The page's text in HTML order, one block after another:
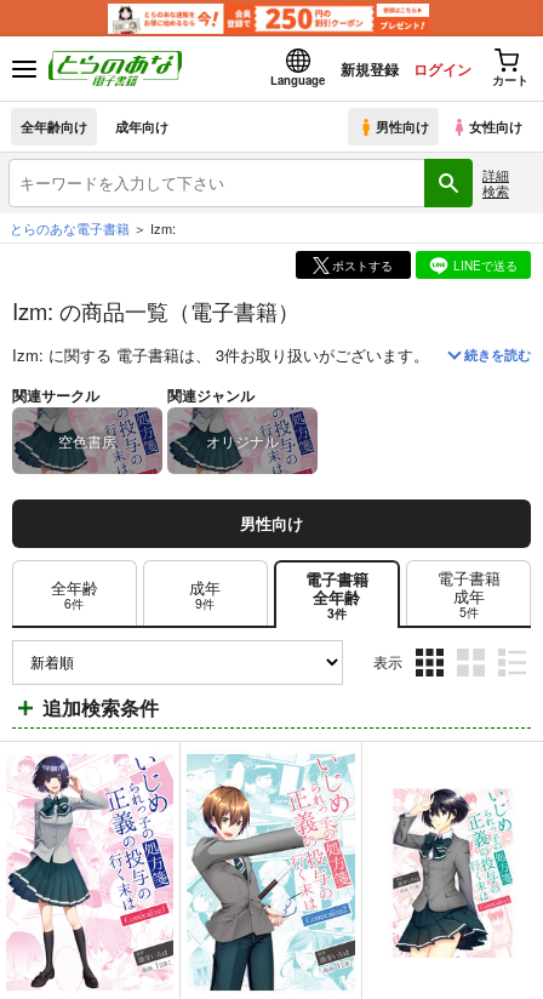
Language
新規登録 ログイン
カート
全年齢向け 成年向け 男性向け 女性向け
詳細
検索
とらのあな電子書籍 Izm:
ポストする LINEで送る
Izm: の商品一覧（電子書籍）
Izm: に関する 電子書籍は、 3件お取り扱いがございます。 「いじめられ
続きを読む
関連サークル
空色書房
関連ジャンル
オリジナル
男性向け
全年齢
6件
成年
9件
電子書籍
全年齢
3件
電子書籍
成年
5件
表示
ム
表
ム
表
ム
表
追加検索条件